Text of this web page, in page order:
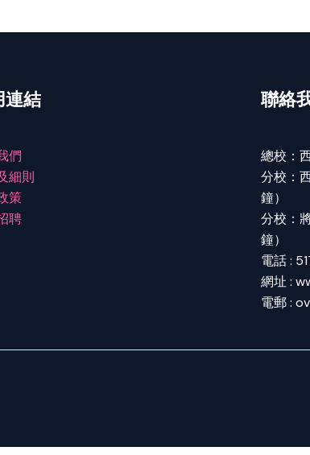
連結
們
細則
策
聘
聯絡
總校：
分校：
鐘）
分校：
鐘）
電話 :
網址 :
電郵 :